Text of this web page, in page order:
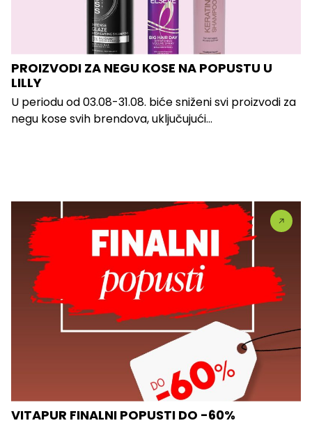
PROIZVODI ZA NEGU KOSE NA POPUSTU U
LILLY
U periodu od 03.08-31.08. biće sniženi svi proizvodi za
negu kose svih brendova, uključujući...
VITAPUR FINALNI POPUSTI DO -60%